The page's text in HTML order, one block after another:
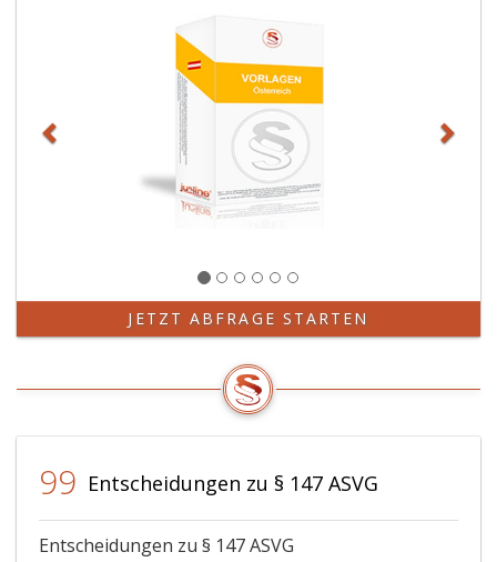
JETZT ABFRAGE STARTEN
99 Entscheidungen zu § 147 ASVG
Entscheidungen zu § 147 ASVG